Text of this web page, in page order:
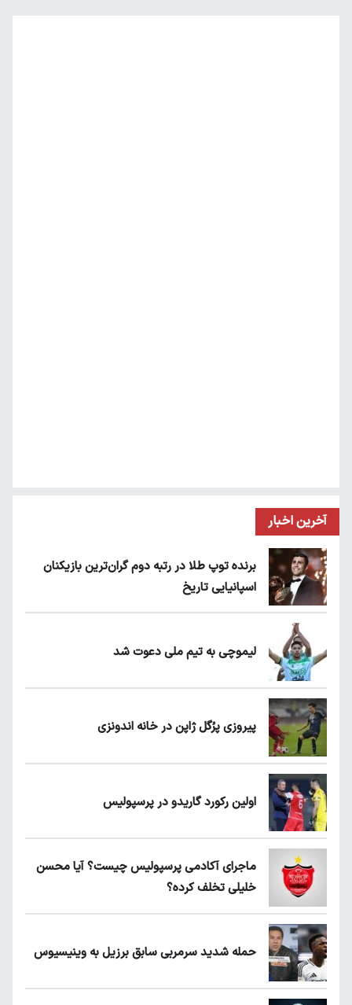
آخرین اخبار
برنده توپ طلا در رتبه دوم گران‌ترین بازیکنان
اسپانیایی تاریخ
لیموچی به تیم ملی دعوت شد
پیروزی پرُگل ژاپن در خانه اندونزی
اولین رکورد گاریدو در پرسپولیس
ماجرای آکادمی پرسپولیس چیست؟ آیا محسن
خلیلی تخلف کرده؟
حمله شدید سرمربی سابق برزیل به وینیسیوس